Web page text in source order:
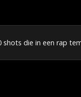
die in een rap